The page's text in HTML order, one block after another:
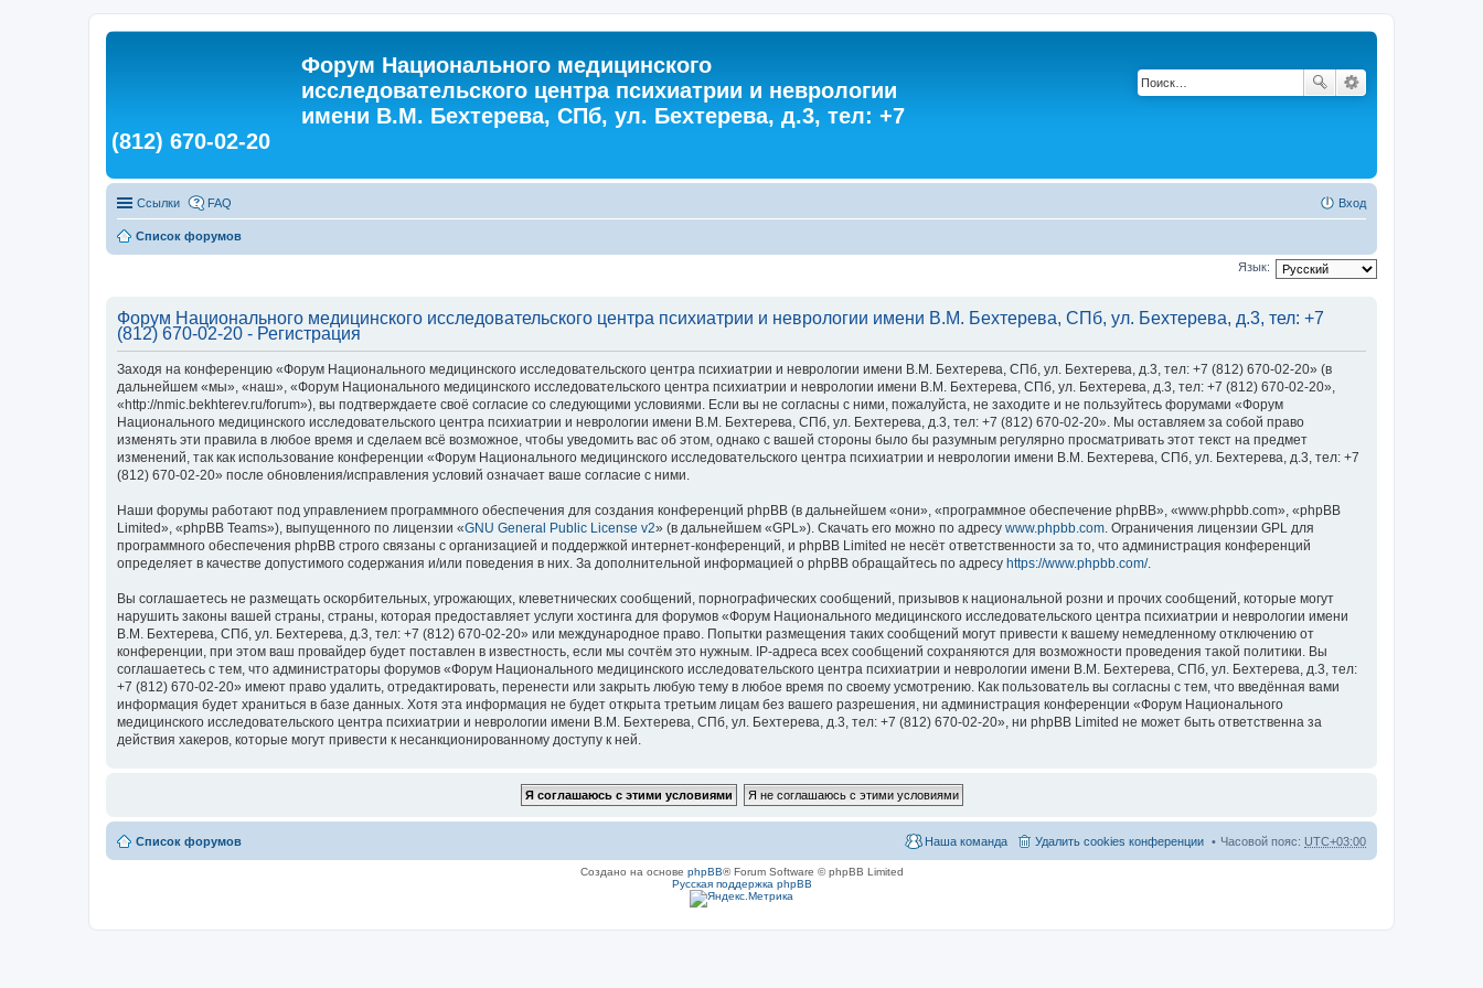
Форум Национального медицинского
исследовательского центра психиатрии и неврологии
имени В.М. Бехтерева, СПб, ул. Бехтерева, д.3, тел: +7
(812) 670-02-20
Ссылки FAQ Вход
Список форумов
Язык:
Форум Национального медицинского исследовательского центра психиатрии и неврологии имени В.М. Бехтерева, СПб, ул. Бехтерева, д.3, тел: +7
(812) 670-02-20 - Регистрация
Заходя на конференцию «Форум Национального медицинского исследовательского центра психиатрии и неврологии имени В.М. Бехтерева, СПб, ул. Бехтерева, д.3, тел: +7 (812) 670-02-20» (в
дальнейшем «мы», «наш», «Форум Национального медицинского исследовательского центра психиатрии и неврологии имени В.М. Бехтерева, СПб, ул. Бехтерева, д.3, тел: +7 (812) 670-02-20»,
«http://nmic.bekhterev.ru/forum»), вы подтверждаете своё согласие со следующими условиями. Если вы не согласны с ними, пожалуйста, не заходите и не пользуйтесь форумами «Форум
Национального медицинского исследовательского центра психиатрии и неврологии имени В.М. Бехтерева, СПб, ул. Бехтерева, д.3, тел: +7 (812) 670-02-20». Мы оставляем за собой право
изменять эти правила в любое время и сделаем всё возможное, чтобы уведомить вас об этом, однако с вашей стороны было бы разумным регулярно просматривать этот текст на предмет
изменений, так как использование конференции «Форум Национального медицинского исследовательского центра психиатрии и неврологии имени В.М. Бехтерева, СПб, ул. Бехтерева, д.3, тел: +7
(812) 670-02-20» после обновления/исправления условий означает ваше согласие с ними.
Наши форумы работают под управлением программного обеспечения для создания конференций phpBB (в дальнейшем «они», «программное обеспечение phpBB», «www.phpbb.com», «phpBB
Limited», «phpBB Teams»), выпущенного по лицензии «GNU General Public License v2» (в дальнейшем «GPL»). Скачать его можно по адресу www.phpbb.com. Ограничения лицензии GPL для
программного обеспечения phpBB строго связаны с организацией и поддержкой интернет-конференций, и phpBB Limited не несёт ответственности за то, что администрация конференций
определяет в качестве допустимого содержания и/или поведения в них. За дополнительной информацией о phpBB обращайтесь по адресу https://www.phpbb.com/.
Вы соглашаетесь не размещать оскорбительных, угрожающих, клеветнических сообщений, порнографических сообщений, призывов к национальной розни и прочих сообщений, которые могут
нарушить законы вашей страны, страны, которая предоставляет услуги хостинга для форумов «Форум Национального медицинского исследовательского центра психиатрии и неврологии имени
В.М. Бехтерева, СПб, ул. Бехтерева, д.3, тел: +7 (812) 670-02-20» или международное право. Попытки размещения таких сообщений могут привести к вашему немедленному отключению от
конференции, при этом ваш провайдер будет поставлен в известность, если мы сочтём это нужным. IP-адреса всех сообщений сохраняются для возможности проведения такой политики. Вы
соглашаетесь с тем, что администраторы форумов «Форум Национального медицинского исследовательского центра психиатрии и неврологии имени В.М. Бехтерева, СПб, ул. Бехтерева, д.3, тел:
+7 (812) 670-02-20» имеют право удалить, отредактировать, перенести или закрыть любую тему в любое время по своему усмотрению. Как пользователь вы согласны с тем, что введённая вами
информация будет храниться в базе данных. Хотя эта информация не будет открыта третьим лицам без вашего разрешения, ни администрация конференции «Форум Национального
медицинского исследовательского центра психиатрии и неврологии имени В.М. Бехтерева, СПб, ул. Бехтерева, д.3, тел: +7 (812) 670-02-20», ни phpBB Limited не может быть ответственна за
действия хакеров, которые могут привести к несанкционированному доступу к ней.
Список форумов Часовой пояс: UTC+03:00
Удалить cookies конференции
Наша команда
Создано на основе phpBB® Forum Software © phpBB Limited
Русская поддержка phpBB